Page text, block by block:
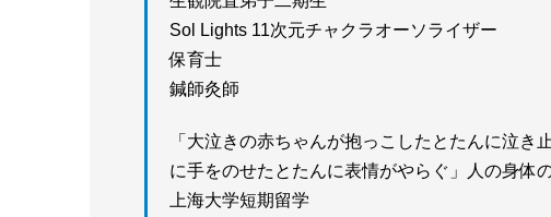
Sol Lights 11次元チャクラオーソライザー
保育士
鍼師灸師
「大泣きの赤ちゃんが抱っこしたとたんに泣
に手をのせたとたんに表情がやらぐ」人の身体
上海大学短期留学